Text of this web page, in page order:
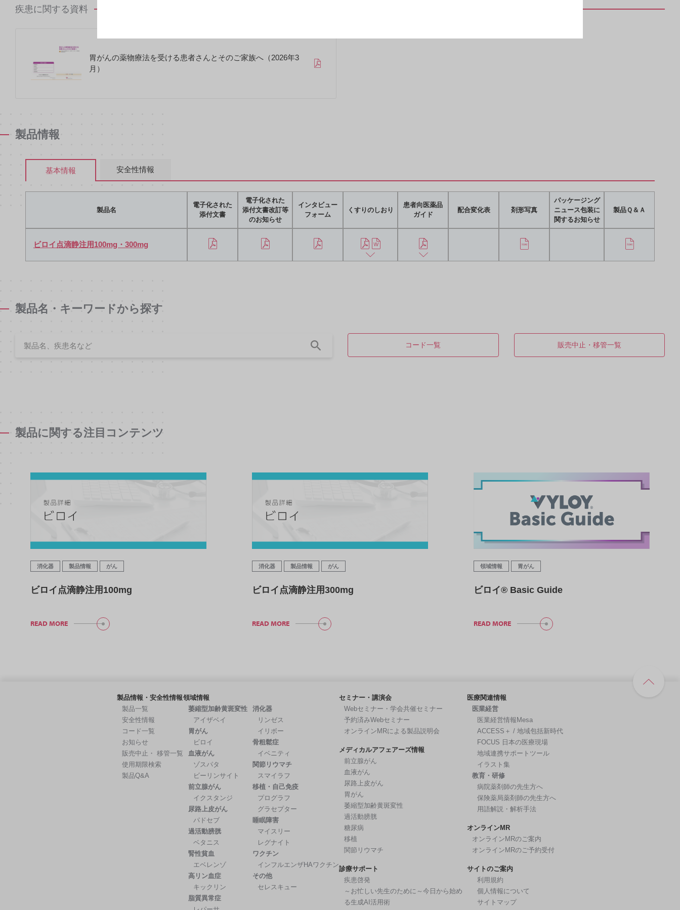
疾患に関する資料
胃がんの薬物療法を受ける患者さんとそのご家族へ（2026年3
月）
製品情報
基本情報 安全性情報
製品名
電子化された
添付文書
電子化された
添付文書改訂等
のお知らせ
インタビュー
フォーム
くすりのしおり
患者向医薬品
ガイド
配合変化表 剤形写真
パッケージング
ニュース包装に
関するお知らせ
製品Ｑ＆Ａ
ビロイ点滴静注用100mg・300mg
製品名・キーワードから探す
コード一覧 販売中止・移管一覧
製品に関する注目コンテンツ
消化器 製品情報 がん
ビロイ点滴静注用100mg
READ MORE
消化器 製品情報 がん
ビロイ点滴静注用300mg
READ MORE
領域情報 胃がん
ビロイ® Basic Guide
READ MORE
製品情報・安全性情報
製品一覧
安全性情報
コード一覧
お知らせ
販売中止・ 移管一覧
使用期限検索
製品Q&A
領域情報
萎縮型加齢黄斑変性
アイザベイ
胃がん
ビロイ
血液がん
ゾスパタ
ビーリンサイト
前立腺がん
イクスタンジ
尿路上皮がん
パドセブ
過活動膀胱
ベタニス
腎性貧血
エベレンゾ
高リン血症
キックリン
脂質異常症
消化器
リンゼス
イリボー
骨粗鬆症
イベニティ
関節リウマチ
スマイラフ
移植・自己免疫
プログラフ
グラセプター
睡眠障害
マイスリー
レグナイト
ワクチン
インフルエンザHAワクチン
その他
セレスキュー
セミナー・講演会
Webセミナー・学会共催セミナー
予約済みWebセミナー
オンラインMRによる製品説明会
メディカルアフェアーズ情報
前立腺がん
血液がん
尿路上皮がん
胃がん
萎縮型加齢黄斑変性
過活動膀胱
糖尿病
移植
関節リウマチ
診療サポート
疾患啓発
～お忙しい先生のために～今日から始め
る生成AI活用術
医療関連情報
医業経営
医業経営情報Mesa
ACCESS＋ / 地域包括新時代
FOCUS 日本の医療現場
地域連携サポートツール
イラスト集
教育・研修
病院薬剤師の先生方へ
保険薬局薬剤師の先生方へ
用語解説・解析手法
オンラインMR
オンラインMRのご案内
オンラインMRのご予約受付
サイトのご案内
利用規約
個人情報について
サイトマップ